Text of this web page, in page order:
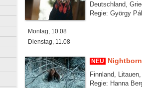
Deutschland,
Regie: György
Montag, 10.08
Dienstag, 11.08
NEU Nightborn
Finnland,
Regie: Hanna